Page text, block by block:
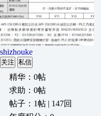
shizhouke
关注 私信
精华：0帖
求助：0帖
帖子：1帖 | 147回